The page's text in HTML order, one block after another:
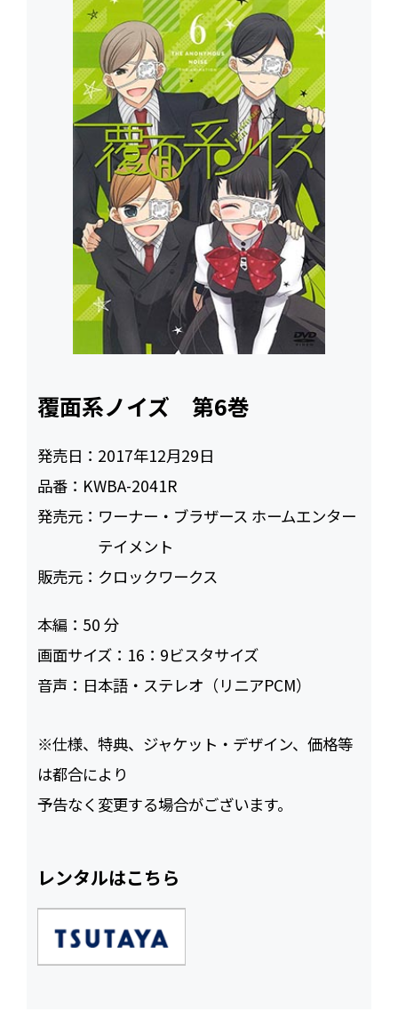
覆面系ノイズ 第6巻
発売日： 2017年12月29日
品番： KWBA-2041R
発売元： ワーナー・ブラザース ホームエンター
テイメント
販売元： クロックワークス
本編： 50
画面サイズ： 16：9ビスタサイズ
音声： 日本語・ステレオ（リニアPCM）
※仕様、特典、ジャケット・デザイン、価格等
は都合により
予告なく変更する場合がございます。
レンタルはこちら